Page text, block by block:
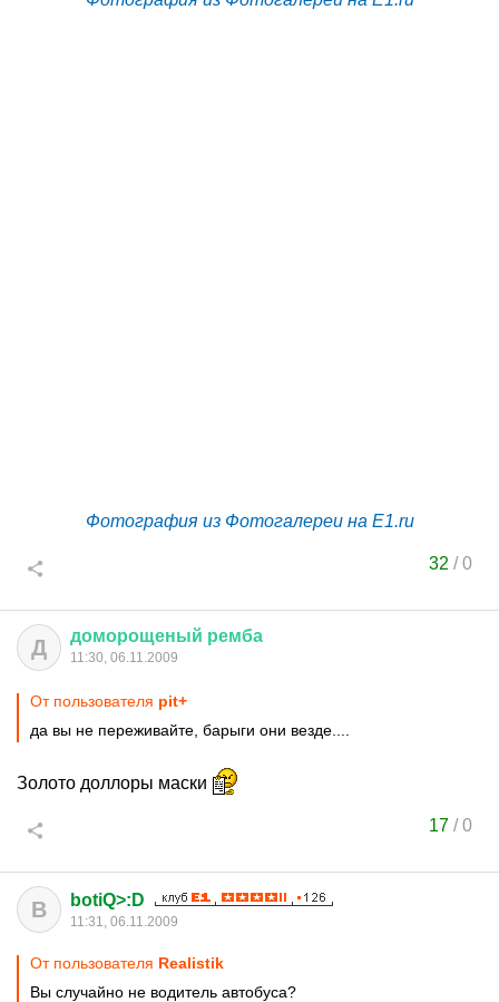
Фотография из Фотогалереи на E1.ru
32 /0
Д доморощеный ремба
11:30, 06.11.2009
От пользователя pit+
да вы не переживайте, барыги они везде....
Золото доллоры маски
17 /0
B botiQ>:D
11:31, 06.11.2009
От пользователя Realistik
Вы случайно не водитель автобуса?